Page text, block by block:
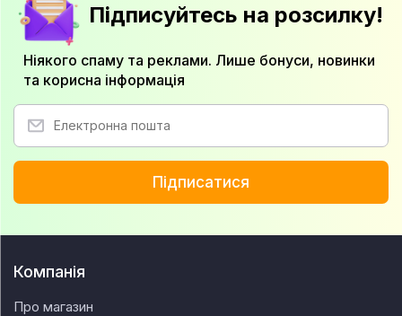
Підписуйтесь на розсилку!
Ніякого спаму та реклами. Лише бонуси, новинки
та корисна інформація
Підписатися
Компанія
Про магазин